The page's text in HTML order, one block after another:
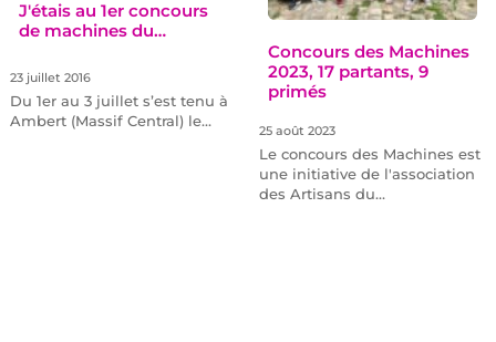
J'étais au 1er concours
de machines du…
23 juillet 2016
Du 1er au 3 juillet s’est tenu à
Ambert (Massif Central) le…
Concours des Machines
2023, 17 partants, 9
primés
25 août 2023
Le concours des Machines est
une initiative de l'association
des Artisans du…